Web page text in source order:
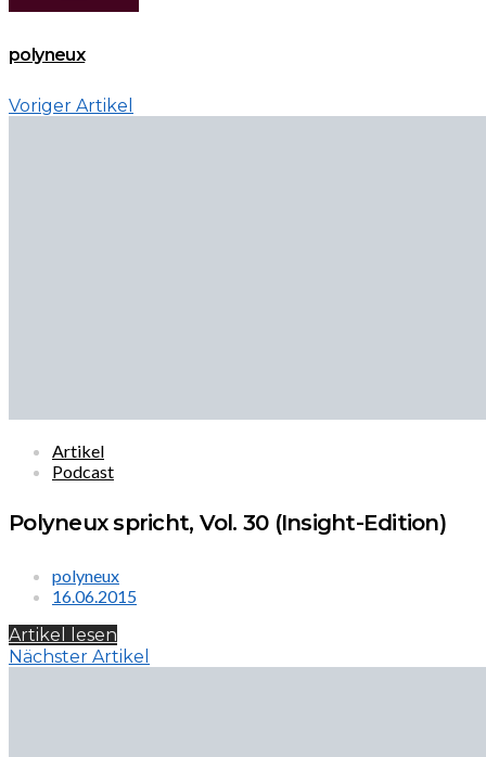
polyneux
Voriger Artikel
Artikel
Podcast
Polyneux spricht, Vol. 30 (Insight-Edition)
polyneux
16.06.2015
Artikel lesen
Nächster Artikel